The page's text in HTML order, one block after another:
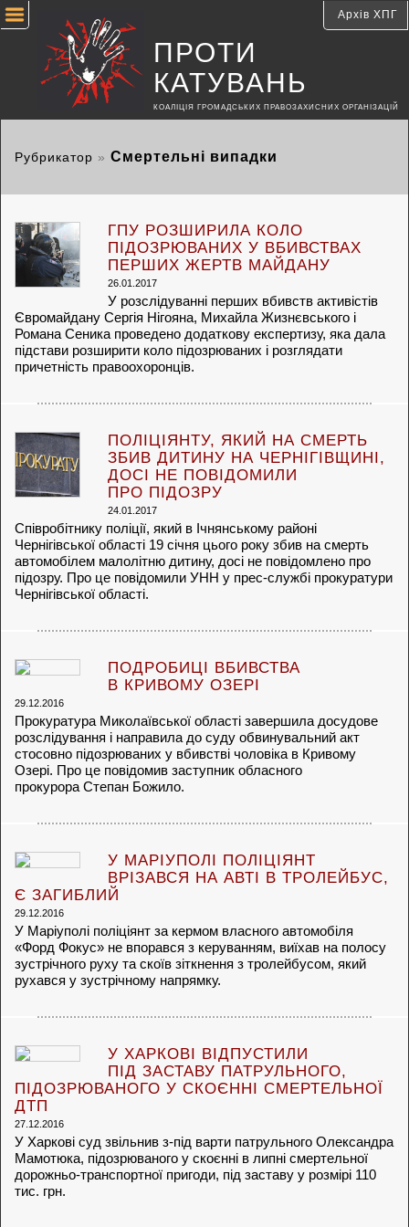
Архів ХПГ
ПРОТИ
КАТУВАНЬ
КОАЛІЦІЯ ГРОМАДСЬКИХ ПРАВОЗАХИСНИХ ОРГАНІЗАЦІЙ
Рубрикатор » Смертельні випадки
ГПУ РОЗШИРИЛА КОЛО
ПІДОЗРЮВАНИХ У ВБИВСТВАХ
ПЕРШИХ ЖЕРТВ МАЙДАНУ
26.01.2017
У розслідуванні перших вбивств активістів
Євромайдану Сергія Нігояна, Михайла Жизнєвського і
Романа Сеника проведено додаткову експертизу, яка дала
підстави розширити коло підозрюваних і розглядати
причетність правоохоронців.
ПОЛІЦІЯНТУ, ЯКИЙ НА СМЕРТЬ
ЗБИВ ДИТИНУ НА ЧЕРНІГІВЩИНІ,
ДОСІ НЕ ПОВІДОМИЛИ
ПРО ПІДОЗРУ
24.01.2017
Співробітнику поліції, який в Ічнянському районі
Чернігівської області 19 січня цього року збив на смерть
автомобілем малолітню дитину, досі не повідомлено про
підозру. Про це повідомили УНН у прес-службі прокуратури
Чернігівської області.
ПОДРОБИЦІ ВБИВСТВА
В КРИВОМУ ОЗЕРІ
29.12.2016
Прокуратура Миколаївської області завершила досудове
розслідування і направила до суду обвинувальний акт
стосовно підозрюваних у вбивстві чоловіка в Кривому
Озері. Про це повідомив заступник обласного
прокурора Степан Божило.
У МАРІУПОЛІ ПОЛІЦІЯНТ
ВРІЗАВСЯ НА АВТІ В ТРОЛЕЙБУС,
Є ЗАГИБЛИЙ
29.12.2016
У Маріуполі поліціянт за кермом власного автомобіля
«Форд Фокус» не впорався з керуванням, виїхав на полосу
зустрічного руху та скоїв зіткнення з тролейбусом, який
рухався у зустрічному напрямку.
У ХАРКОВІ ВІДПУСТИЛИ
ПІД ЗАСТАВУ ПАТРУЛЬНОГО,
ПІДОЗРЮВАНОГО У СКОЄННІ СМЕРТЕЛЬНОЇ
ДТП
27.12.2016
У Харкові суд звільнив з-під варти патрульного Олександра
Мамотюка, підозрюваного у скоєнні в липні смертельної
дорожньо-транспортної пригоди, під заставу у розмірі 110
тис. грн.